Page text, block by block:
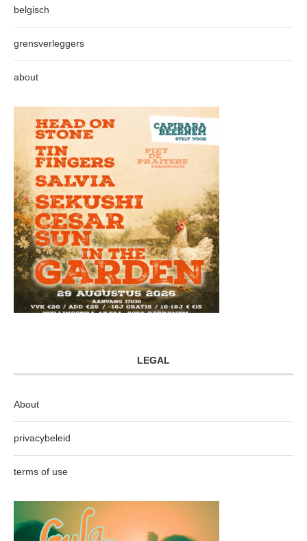
belgisch
grensverleggers
about
LEGAL
About
privacybeleid
terms of use